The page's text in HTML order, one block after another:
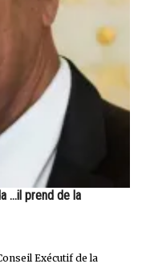
...il prend de la
Exécutif de la